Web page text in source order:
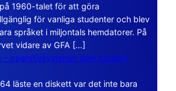
1960-talet för att göra
för vanliga studenter och blev
språket i miljontals hemdatorer. På
vidare av GFA […]
– operativsystemet som bodde i
läste en diskett var det inte bara